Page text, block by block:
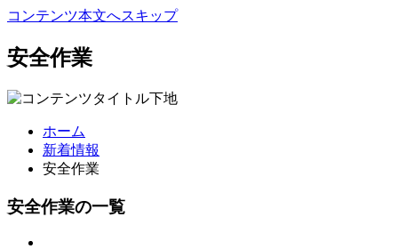
コンテンツ本文へスキップ
安全作業
ホーム
新着情報
安全作業
安全作業の一覧